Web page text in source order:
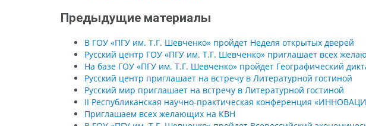
Предыдущие материалы
В ГОУ «ПГУ им. Т.Г. Шевченко» пройдет Неделя открытых дверей
Русский центр ГОУ «ПГУ им. Т.Г. Шевченко» приглашает всех
На базе ГОУ «ПГУ им. Т.Г. Шевченко» пройдет Географический
Русский центр приглашает на встречу в Литературной гостиной
Русский мир приглашает на встречу в Литературной гостиной
II Республиканская научно-практическая конференция
Приглашаем всех желающих на КВН